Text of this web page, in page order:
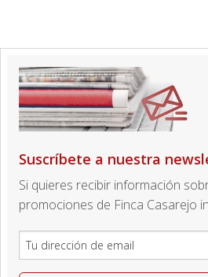
Suscríbete a nuestra
Si quieres recibir información
promociones de Finca Casarejo